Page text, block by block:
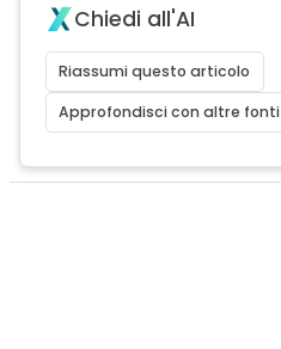
Chiedi all'AI
Riassumi questo articolo
Approfondisci con altre fonti